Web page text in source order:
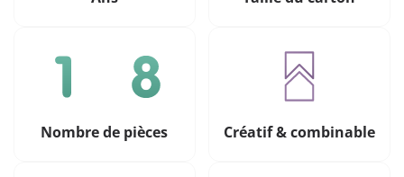
Nombre de pièces Créatif & combinable